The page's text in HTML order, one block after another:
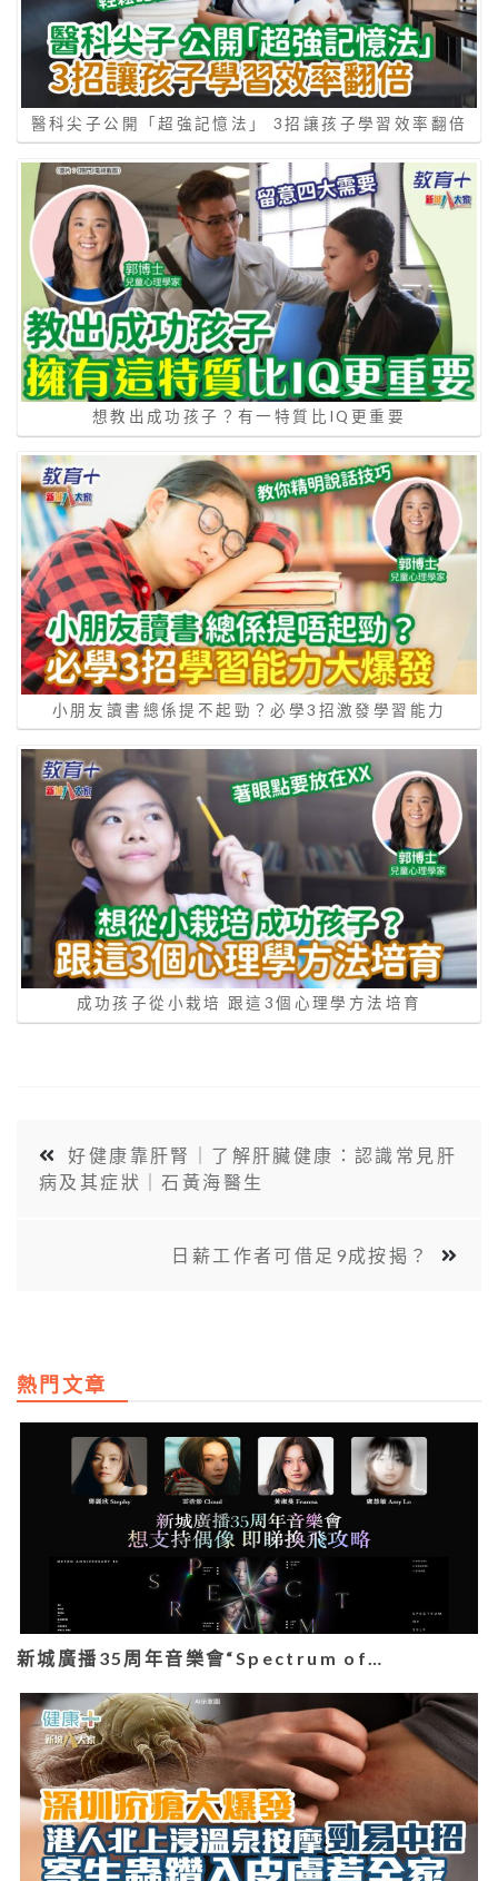
醫科尖子公開「超強記憶法」 3招讓孩子學習效率翻倍
想教出成功孩子？有一特質比IQ更重要
小朋友讀書總係提不起勁？必學3招激發學習能力
成功孩子從小栽培 跟這3個心理學方法培育
好健康靠肝腎｜了解肝臟健康：認識常見肝
病及其症狀｜石黃海醫生
日薪工作者可借足9成按揭？
熱門文章
新城廣播35周年音樂會“Spectrum of…